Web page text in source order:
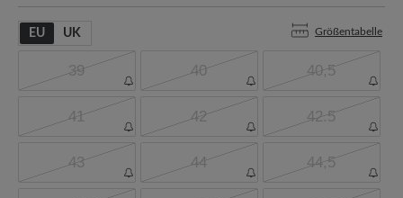
EU UK Größentabelle
39 40 40,5
41 42 42.5
43 44 44,5